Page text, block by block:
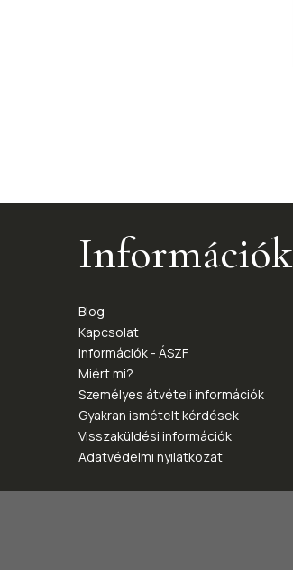
Információk
Blog
Kapcsolat
Információk - ÁSZF
Miért mi?
Személyes átvételi információk
Gyakran ismételt kérdések
Visszaküldési információk
Adatvédelmi nyilatkozat